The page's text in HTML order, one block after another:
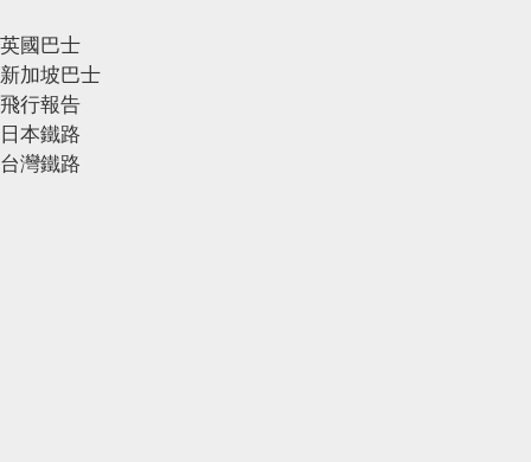
英國巴士
新加坡巴士
飛行報告
日本鐵路
台灣鐵路